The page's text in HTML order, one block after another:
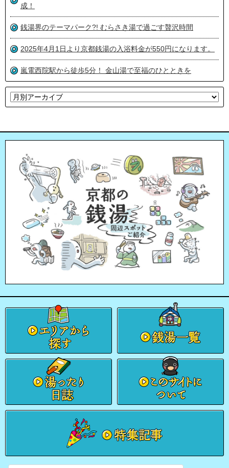
成！
銭湯界のテーマパーク?! むらさき湯で過ごす贅沢時間
2025年4月1日より京都銭湯の入浴料金が550円になります。
嵐電西院駅から徒歩5分！ 金山湯で至福のひとときを